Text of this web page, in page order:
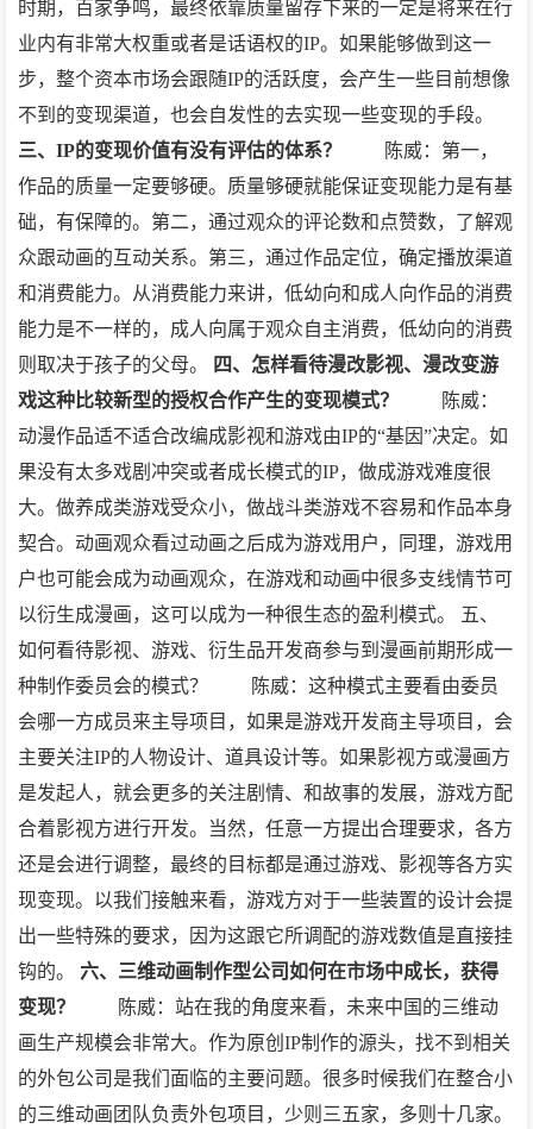
时期，百家争鸣，最终依靠质量留存下来的一定是将来在行
业内有非常大权重或者是话语权的IP。如果能够做到这一
步，整个资本市场会跟随IP的活跃度，会产生一些目前想像
不到的变现渠道，也会自发性的去实现一些变现的手段。
三、IP的变现价值有没有评估的体系？
陈威：第一，
作品的质量一定要够硬。质量够硬就能保证变现能力是有基
础，有保障的。第二，通过观众的评论数和点赞数，了解观
众跟动画的互动关系。第三，通过作品定位，确定播放渠道
和消费能力。从消费能力来讲，低幼向和成人向作品的消费
能力是不一样的，成人向属于观众自主消费，低幼向的消费
则取决于孩子的父母。
四、怎样看待漫改影视、漫改变游
戏这种比较新型的授权合作产生的变现模式？
陈威：
动漫作品适不适合改编成影视和游戏由IP的“基因”决定。如
果没有太多戏剧冲突或者成长模式的IP，做成游戏难度很
大。做养成类游戏受众小，做战斗类游戏不容易和作品本身
契合。动画观众看过动画之后成为游戏用户，同理，游戏用
户也可能会成为动画观众，在游戏和动画中很多支线情节可
以衍生成漫画，这可以成为一种很生态的盈利模式。
五、
如何看待影视、游戏、衍生品开发商参与到漫画前期形成一
种制作委员会的模式？
陈威：这种模式主要看由委员
会哪一方成员来主导项目，如果是游戏开发商主导项目，会
主要关注IP的人物设计、道具设计等。如果影视方或漫画方
是发起人，就会更多的关注剧情、和故事的发展，游戏方配
合着影视方进行开发。当然，任意一方提出合理要求，各方
还是会进行调整，最终的目标都是通过游戏、影视等各方实
现变现。以我们接触来看，游戏方对于一些装置的设计会提
出一些特殊的要求，因为这跟它所调配的游戏数值是直接挂
钩的。
六、三维动画制作型公司如何在市场中成长，获得
变现？
陈威：站在我的角度来看，未来中国的三维动
画生产规模会非常大。作为原创IP制作的源头，找不到相关
的外包公司是我们面临的主要问题。很多时候我们在整合小
的三维动画团队负责外包项目，少则三五家，多则十几家。